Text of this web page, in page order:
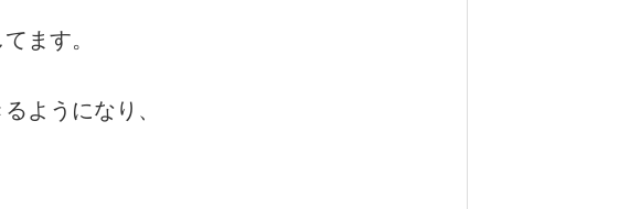
ます。
ようになり、